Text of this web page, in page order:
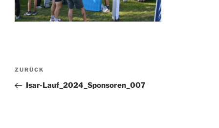
Beitragsnavigation
Vorheriger
Beitrag
ZURÜCK
Isar-Lauf_2024_Sponsoren_007